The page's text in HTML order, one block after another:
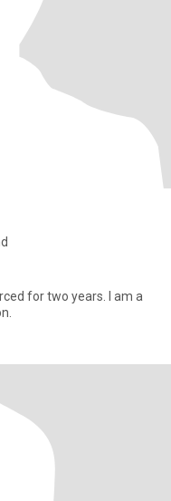
for two years. I am a